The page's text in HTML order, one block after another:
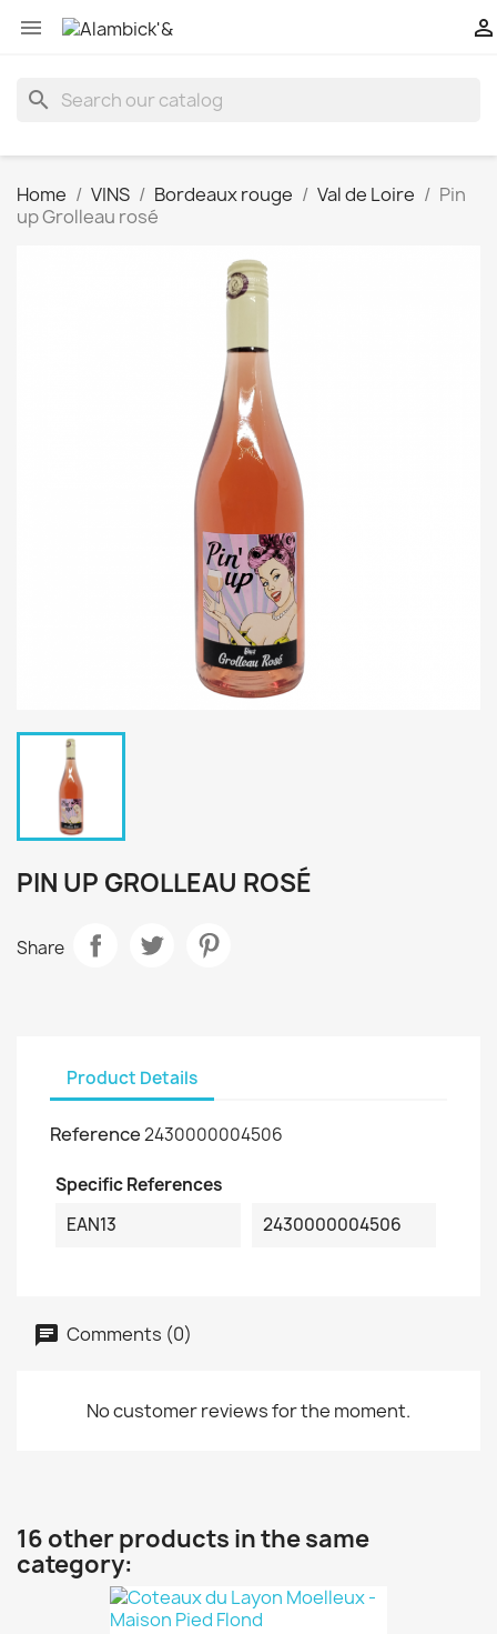
 
search
Home VINS Bordeaux rouge Val de Loire
Pin
up Grolleau rosé
PIN UP GROLLEAU ROSÉ
Share
Product Details
Reference2430000004506
Specific References
EAN13
2430000004506
Comments (0)
No customer reviews for the moment.
16 other products in the same
category: